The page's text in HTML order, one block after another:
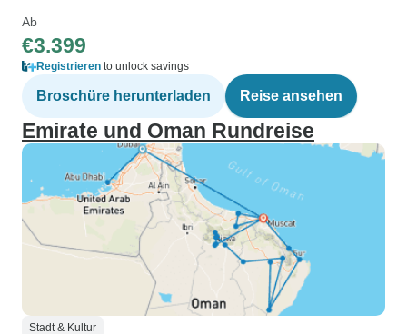
Ab
€3.399
Registrieren to unlock savings
Broschüre herunterladen Reise ansehen
Emirate und Oman Rundreise
Stadt & Kultur